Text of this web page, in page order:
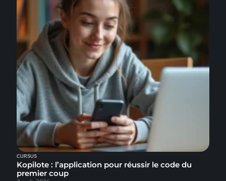
CURSUS
Kopilote : l’application pour réussir le code du
premier coup